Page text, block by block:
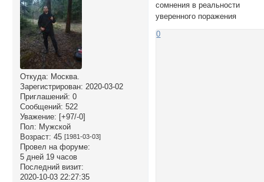
Откуда: Москва.
Зарегистрирован: 2020-03-02
Приглашений: 0
Сообщений: 522
Уважение: [+97/-0]
Пол: Мужской
Возраст: 45 [1981-03-03]
Провел на форуме:
5 дней 19 часов
Последний визит:
2020-10-03 22:27:35
сомнения в реальности
уверенного поражения
0